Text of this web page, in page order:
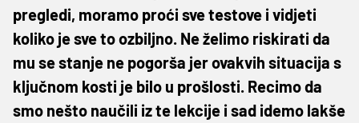
pregledi, moramo proći sve testove i vidjeti
koliko je sve to ozbiljno. Ne želimo riskirati da
mu se stanje ne pogorša jer ovakvih situacija s
ključnom kosti je bilo u prošlosti. Recimo da
smo nešto naučili iz te lekcije i sad idemo lakše